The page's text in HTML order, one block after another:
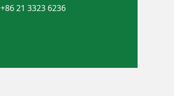
+86 21 3323 6236